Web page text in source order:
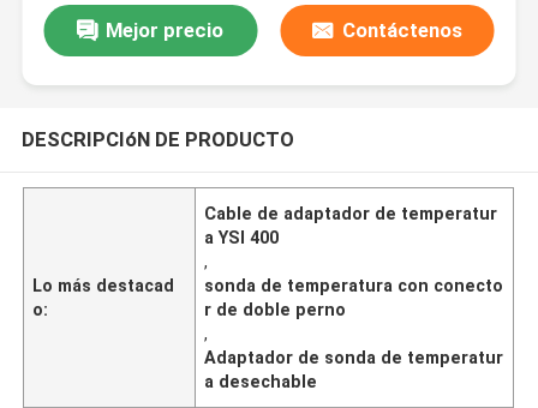
Mejor precio Contáctenos
DESCRIPCIóN DE PRODUCTO
Lo más destacad
o:
Cable de adaptador de temperatur
a YSI 400
,
sonda de temperatura con conecto
r de doble perno
,
Adaptador de sonda de temperatur
a desechable